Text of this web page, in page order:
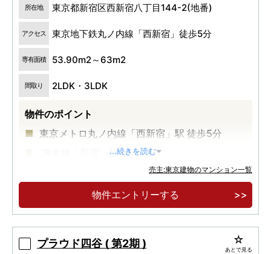
所在地 東京都新宿区西新宿八丁目144-2(地番)
アクセス 東京地下鉄丸ノ内線「西新宿」徒歩5分
専有面積 53.90m2～63m2
間取り 2LDK・3LDK
物件のポイント
東京メトロ丸ノ内線「西新宿」駅 徒歩5分
JR各線「新宿」駅 徒歩13分
高級感とプライバシー性の高い内廊下設計
...続きを読む
売主:東京建物のマンション一覧
物件エントリーする
プラウド四谷 ( 第2期 ) あとで見る